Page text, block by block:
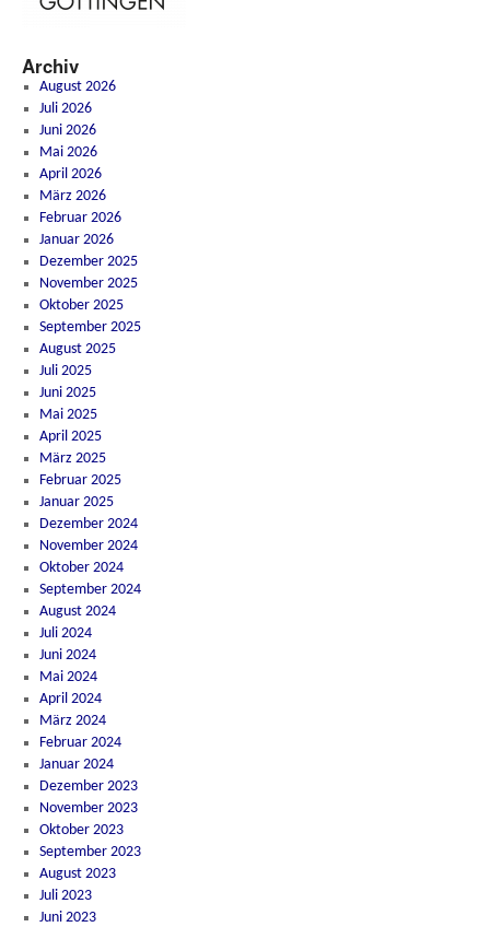
Archiv
August 2026
Juli 2026
Juni 2026
Mai 2026
April 2026
März 2026
Februar 2026
Januar 2026
Dezember 2025
November 2025
Oktober 2025
September 2025
August 2025
Juli 2025
Juni 2025
Mai 2025
April 2025
März 2025
Februar 2025
Januar 2025
Dezember 2024
November 2024
Oktober 2024
September 2024
August 2024
Juli 2024
Juni 2024
Mai 2024
April 2024
März 2024
Februar 2024
Januar 2024
Dezember 2023
November 2023
Oktober 2023
September 2023
August 2023
Juli 2023
Juni 2023